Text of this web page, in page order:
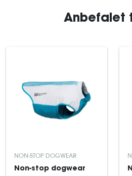
Anbefalet
NON-STOP DOGWEAR
Non-stop dogwear